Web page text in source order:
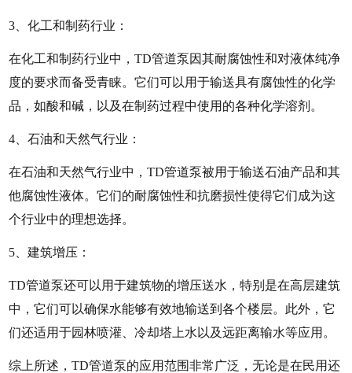
3、化工和制药行业：
在化工和制药行业中，TD管道泵因其耐腐蚀性和对液体纯净
度的要求而备受青睐。它们可以用于输送具有腐蚀性的化学
品，如酸和碱，以及在制药过程中使用的各种化学溶剂。
4、石油和天然气行业：
在石油和天然气行业中，TD管道泵被用于输送石油产品和其
他腐蚀性液体。它们的耐腐蚀性和抗磨损性使得它们成为这
个行业中的理想选择。
5、建筑增压：
TD管道泵还可以用于建筑物的增压送水，特别是在高层建筑
中，它们可以确保水能够有效地输送到各个楼层。此外，它
们还适用于园林喷灌、冷却塔上水以及远距离输水等应用。
综上所述，TD管道泵的应用范围非常广泛，无论是在民用还